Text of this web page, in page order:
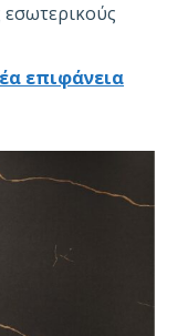
εσωτερικούς
επιφάνεια